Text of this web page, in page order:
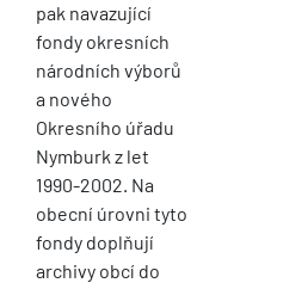
pak navazující
fondy okresních
národních výborů
a nového
Okresního úřadu
Nymburk z let
1990-2002. Na
obecní úrovni tyto
fondy doplňují
archivy obcí do